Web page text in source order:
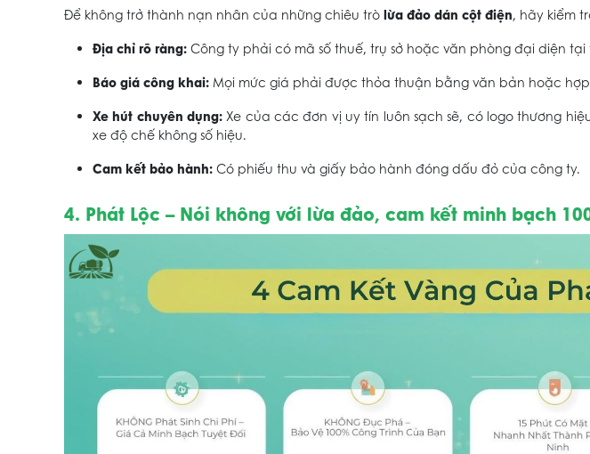
Để không trở thành nạn nhân của những chiêu trò lừa đảo dán cột điện, hãy kiểm
Địa chỉ rõ ràng: Công ty phải có mã số thuế, trụ sở hoặc văn phòng đại diện tại
Báo giá công khai: Mọi mức giá phải được thỏa thuận bằng văn bản hoặc
Xe hút chuyên dụng: Xe của các đơn vị uy tín luôn sạch sẽ, có logo thương
xe độ chế không số hiệu.
Cam kết bảo hành: Có phiếu thu và giấy bảo hành đóng dấu đỏ của công ty.
4. Phát Lộc – Nói không với lừa đảo, cam kết minh bạch